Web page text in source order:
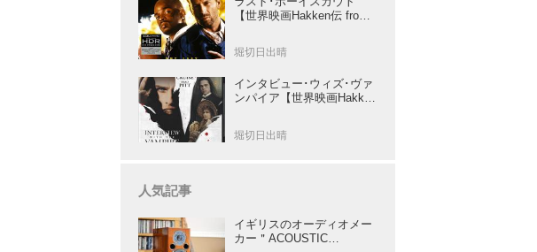
【世界映画Hakken伝 from
が放つ負け犬アクションの
堀切日出晴
インタビュー･ウィズ･ヴァ
ンパイア【世界映画Hakken
督吸血鬼ホラー
堀切日出晴
人気記事
イギリスのオーディオメー
カー＂ACOUSTIC